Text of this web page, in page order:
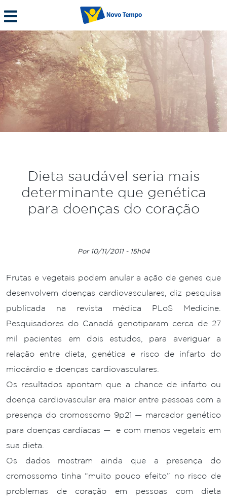
Dieta saudável seria mais
determinante que genética
para doenças do coração
Por 10/11/2011 - 15h04
Frutas e vegetais podem anular a ação de genes que
desenvolvem doenças cardiovasculares, diz pesquisa
publicada na revista médica PLoS Medicine.
Pesquisadores do Canadá genotiparam cerca de 27
mil pacientes em dois estudos, para averiguar a
relação entre dieta, genética e risco de infarto do
miocárdio e doenças cardiovasculares.
Os resultados apontam que a chance de infarto ou
doença cardiovascular era maior entre pessoas com a
presença do cromossomo 9p21 — marcador genético
para doenças cardíacas — e com menos vegetais em
sua dieta.
Os dados mostram ainda que a presença do
cromossomo tinha “muito pouco efeito” no risco de
problemas de coração em pessoas com dieta